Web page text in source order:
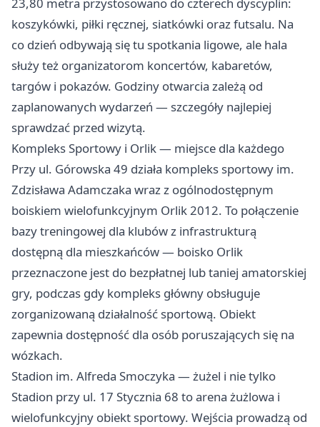
23,80 metra przystosowano do czterech dyscyplin:
koszykówki, piłki ręcznej, siatkówki oraz futsalu. Na
co dzień odbywają się tu spotkania ligowe, ale hala
służy też organizatorom koncertów, kabaretów,
targów i pokazów. Godziny otwarcia zależą od
zaplanowanych wydarzeń — szczegóły najlepiej
sprawdzać przed wizytą.
Kompleks Sportowy i Orlik — miejsce dla każdego
Przy ul. Górowska 49 działa kompleks sportowy im.
Zdzisława Adamczaka wraz z ogólnodostępnym
boiskiem wielofunkcyjnym Orlik 2012. To połączenie
bazy treningowej dla klubów z infrastrukturą
dostępną dla mieszkańców — boisko Orlik
przeznaczone jest do bezpłatnej lub taniej amatorskiej
gry, podczas gdy kompleks główny obsługuje
zorganizowaną działalność sportową. Obiekt
zapewnia dostępność dla osób poruszających się na
wózkach.
Stadion im. Alfreda Smoczyka — żużel i nie tylko
Stadion przy ul. 17 Stycznia 68 to arena żużlowa i
wielofunkcyjny obiekt sportowy. Wejścia prowadzą od